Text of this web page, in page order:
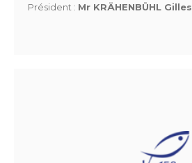
Président : Mr KRÄHENBÜHL Gilles